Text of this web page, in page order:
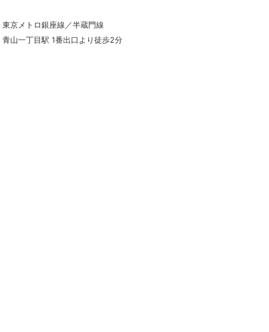
東京メトロ銀座線／半蔵門線
青山一丁目駅 1番出口より徒歩2分